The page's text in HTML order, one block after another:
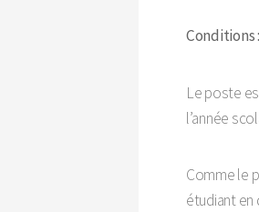
Conditions :
Le poste
l’année
Comme le
étudiant en